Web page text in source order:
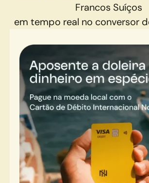
Francos Suíços
em tempo real no conversor